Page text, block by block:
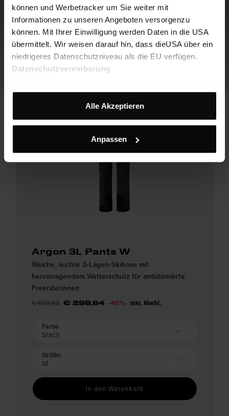
können und Werbetracker um Sie weiter mit
Informationen zu unseren Angeboten versorgenzu
können. Mit Ihrer Einwilligung werden Daten in die USA
übermittelt. Wir weisen darauf hin, dass dieUSA über ein
niedrigeres Datenschutzniveau als die EU verfügen.
Datenschutzvereinbarung
Alle Akzeptieren
Anpassen
Argon 3L Pants W
Weiche, leichte 3-Lagen-Skihose mit
hervorragendem Wetterschutz für ambitionierte
Freeriderinnen
€ 499,90 € 299,94 -40% inkl. MwSt.
Farbe
black
Größe:
M
In den Warenkorb